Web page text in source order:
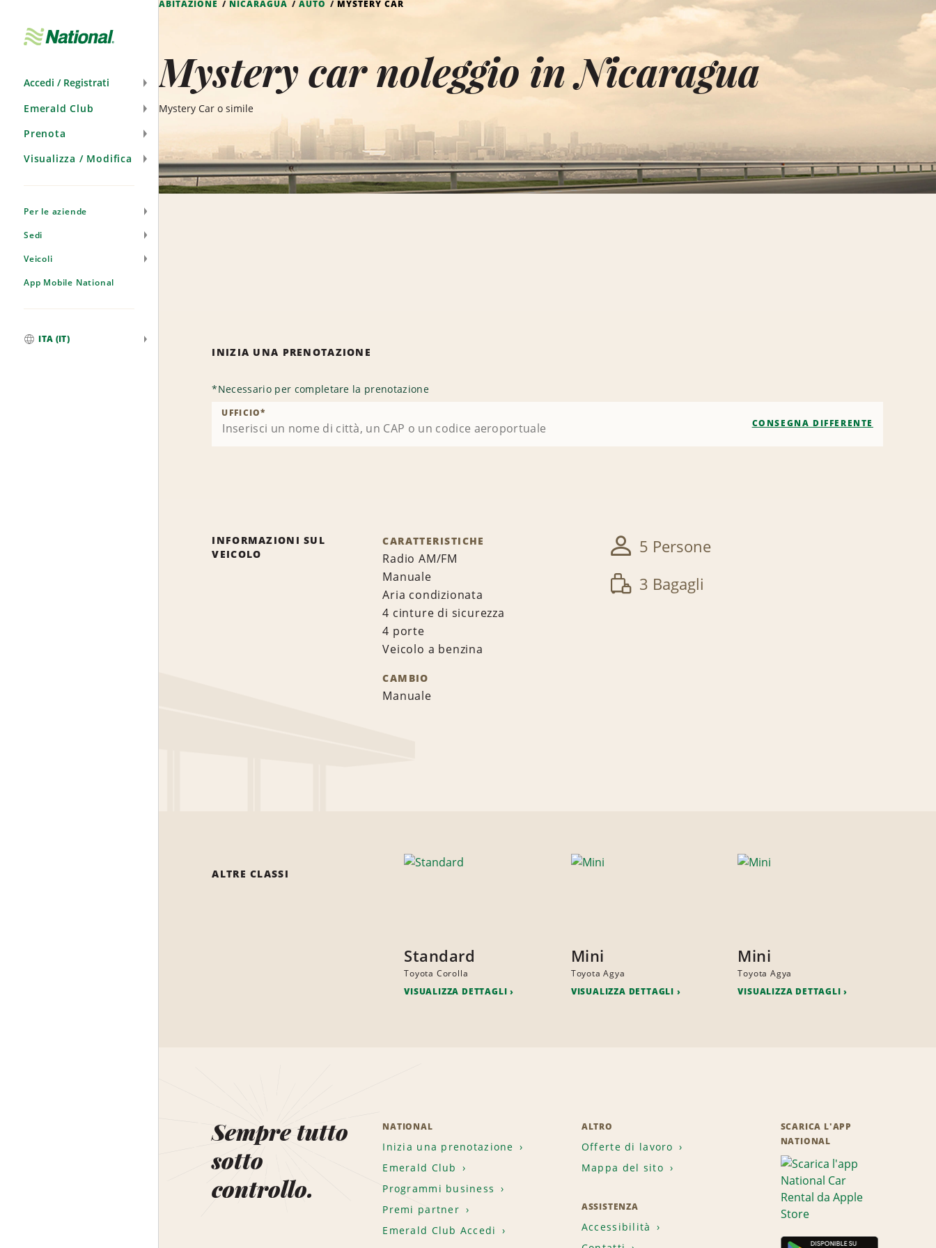
Accedi / Registrati
Emerald Club
Prenota
Visualizza / Modifica
Per le aziende
Sedi
Veicoli
App Mobile National
ITA (IT)
ABITAZIONE NICARAGUA AUTO MYSTERY CAR
Mystery car noleggio in Nicaragua
Mystery Car o simile
INIZIA UNA PRENOTAZIONE
*Necessario per completare la prenotazione
UFFICIO*
CONSEGNA DIFFERENTE
INFORMAZIONI SUL
VEICOLO
CARATTERISTICHE
Radio AM/FM
Manuale
Aria condizionata
4 cinture di sicurezza
4 porte
Veicolo a benzina
CAMBIO
Manuale
5 Persone
3 Bagagli
ALTRE CLASSI
Standard
Toyota Corolla
VISUALIZZA DETTAGLI
Mini
Toyota Agya
VISUALIZZA DETTAGLI
Mini
Toyota Agya
VISUALIZZA DETTAGLI
Sempre tutto
sotto
controllo.
NATIONAL
Inizia una prenotazione
Emerald Club
Programmi business
Premi partner
Emerald Club Accedi
ALTRO
Offerte di lavoro
Mappa del sito
ASSISTENZA
Accessibilità
SCARICA L'APP
NATIONAL